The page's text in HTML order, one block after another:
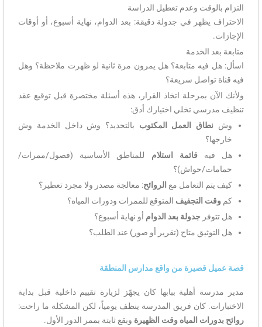
التزام بالوقت وعدم تعطيل الدراسة
الاحتراف يظهر في جدولة دقيقة: بعد الدوام، نهاية أسبوع، أو أوقات
الإجازات.
متابعة بعد الخدمة
اسأل: هل فيه متابعة؟ هل يمرون مرة ثانية لو ظهرت ملاحظة؟ وهل
فيه قناة تواصل سريعة؟
ولأنك الآن بمرحلة اتخاذ القرار، هذه أسئلة مختصرة قبل توقيع عقد
تنظيف مدرسي تخلي اختيارك أدق:
وش نطاق العمل المكتوب بالتحديد؟ وش داخل الخدمة وش
خارجها؟
هل فيهقائمة استلام للمناطق الأساسية (فصول/ممرات/
حمامات/حواش)؟
كيف يتم التعامل مع الروائح: معالجة مصدر ولا مجرد تعطير؟
كموقت التجفيف المتوقع للممرات ودورات المياه؟
هل تتوفر جدولة بعد الدوام أو نهاية أسبوع؟
هل التوثيق متاح (تقرير أو صور) عند الطلب؟
قصة عميل قصيرة من واقع مدارس المنطقة
مدير مدرسة أهلية ببابها كان يجهّز لزيارة تقييم داخلية قبل بداية
الاختبارات. كان فريق المدرسة ينظف يومياً، لكن المشكلة ما راحت:
روائح بدورات المياه وقت الظهيرة وبقع ثابتة بممر الدور الأول.